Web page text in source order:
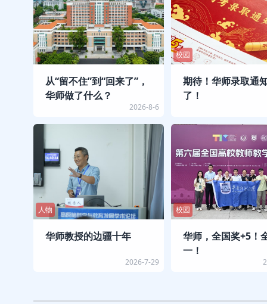
从“留不住”到“回来了”，
华师做了什么？
2026-8-6
校园
期待！华师录取通
了！
人物
华师教授的边疆十年
2026-7-29
校园
华师，全国奖+5！
一！